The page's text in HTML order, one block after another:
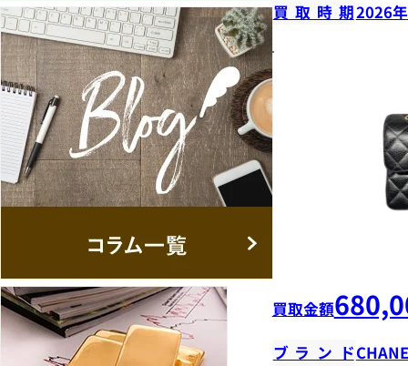
買取時期2026
買取金額
ブランド